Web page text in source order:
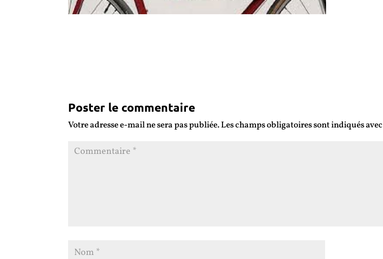
Poster le commentaire
Votre adresse e-mail ne sera pas publiée.Les champs obligatoires sont indiqués avec